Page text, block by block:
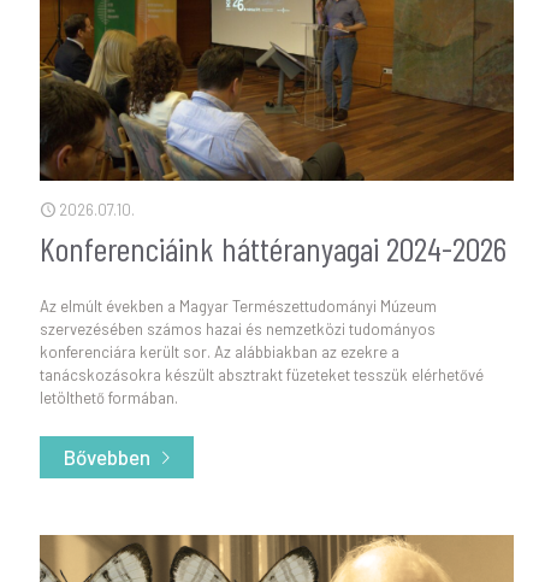
2026.07.10.
Konferenciáink háttéranyagai 2024-2026
Az elmúlt években a Magyar Természettudományi Múzeum
szervezésében számos hazai és nemzetközi tudományos
konferenciára került sor. Az alábbiakban az ezekre a
tanácskozásokra készült absztrakt füzeteket tesszük elérhetővé
letölthető formában.
Bővebben
- Konferenciáink háttéranyagai 2024-2026